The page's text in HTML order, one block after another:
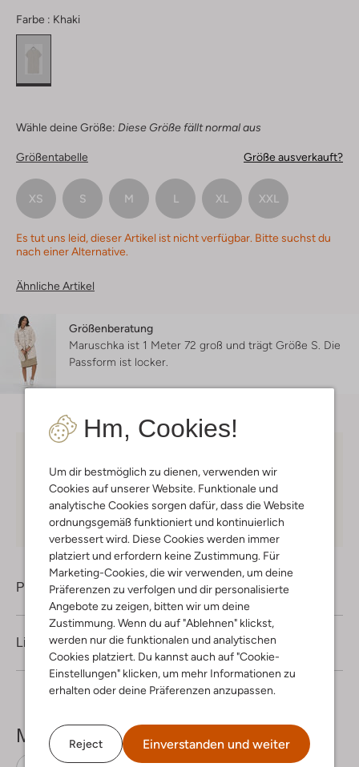
Hm, Cookies!
Um dir bestmöglich zu dienen, verwenden wir
Cookies auf unserer Website. Funktionale und
analytische Cookies sorgen dafür, dass die Website
ordnungsgemäß funktioniert und kontinuierlich
verbessert wird. Diese Cookies werden immer
platziert und erfordern keine Zustimmung. Für
Marketing-Cookies, die wir verwenden, um deine
Präferenzen zu verfolgen und dir personalisierte
Angebote zu zeigen, bitten wir um deine
Zustimmung. Wenn du auf "Ablehnen" klickst,
werden nur die funktionalen und analytischen
Cookies platziert. Du kannst auch auf "Cookie-
Einstellungen" klicken, um mehr Informationen zu
erhalten oder deine Präferenzen anzupassen.
Reject Einverstanden und weiter
Farbe : Khaki
Wähle deine Größe: Diese Größe fällt normal aus
Größentabelle Größe ausverkauft?
XS S M L XL XXL
Es tut uns leid, dieser Artikel ist nicht verfügbar. Bitte suchst du
nach einer Alternative.
Ähnliche Artikel
Größenberatung
Maruschka ist 1 Meter 72 groß und trägt Größe S. Die
Passform ist locker
Mitglieder in Deutschland
Kauf auf Rechnung 30 TagenRückgaberecht
Produktinformation
Lieferung & Rückgabe
Mehr sehen